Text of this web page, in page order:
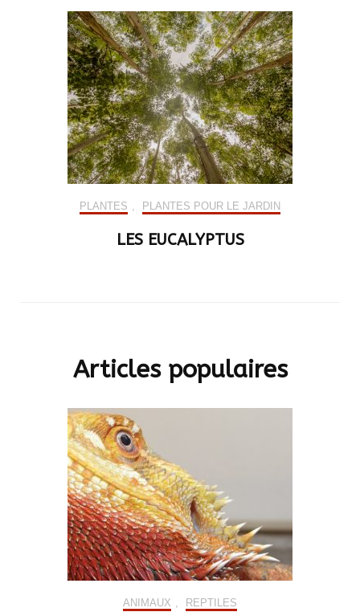
PLANTES , PLANTES POUR LE JARDIN
LES EUCALYPTUS
Articles populaires
ANIMAUX , REPTILES